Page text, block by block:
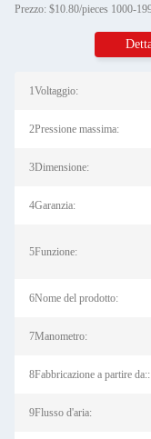
Prezzo: $10.80/pieces 1000-
1Voltaggio:
2Pressione massima:
3Dimensione:
4Garanzia:
5Funzione:
6Nome del prodotto:
7Manometro:
8Fabbricazione a partire da::
9Flusso d'aria: